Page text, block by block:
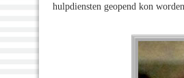
hulpdiensten geopend kon worden.